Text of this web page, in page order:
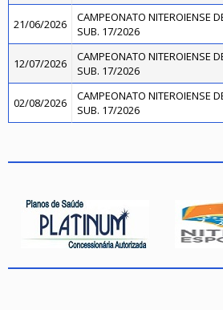
21/06/2026
CAMPEONATO NITEROIENSE
SUB. 17/2026
12/07/2026
CAMPEONATO NITEROIENSE
SUB. 17/2026
02/08/2026
CAMPEONATO NITEROIENSE
SUB. 17/2026